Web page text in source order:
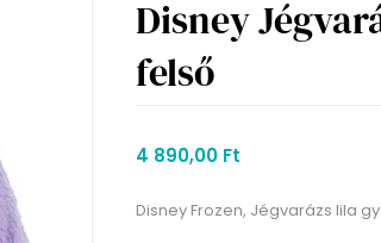
Disney
felső
4 890,00 Ft
Disney Frozen, Jégvarázs lila